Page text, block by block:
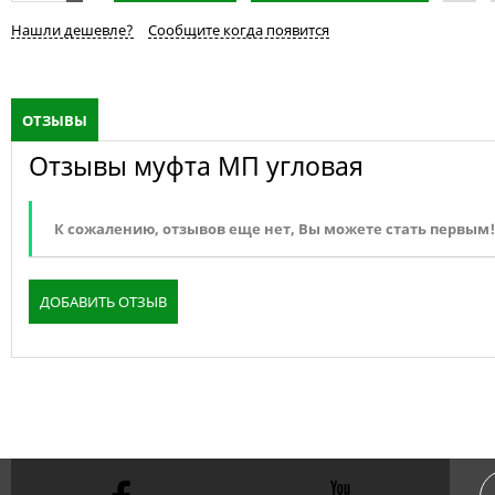
Нашли дешевле? Сообщите когда появится
ОТЗЫВЫ
Отзывы муфта МП угловая
К сожалению, отзывов еще нет, Вы можете стать первым!
ДОБАВИТЬ ОТЗЫВ